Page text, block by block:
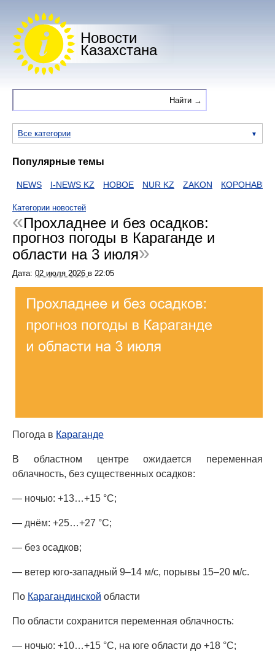
Новости
Казахстана
Все категории
Популярные темы
NEWS I-NEWS KZ НОВОЕ NUR KZ ZAKON КОРОНАВИРУС
Категории новостей
Прохладнее и без осадков:
прогноз погоды в Караганде и
области на 3 июля
Дата: 02 июля 2026 в 22:05
Погода в Караганде
В областном центре ожидается переменная
облачность, без существенных осадков:
— ночью: +13…+15 °C;
— днём: +25…+27 °C;
— без осадков;
— ветер юго-западный 9–14 м/с, порывы 15–20 м/с.
По Карагандинской области
По области сохранится переменная облачность:
— ночью: +10…+15 °C, на юге области до +18 °C;